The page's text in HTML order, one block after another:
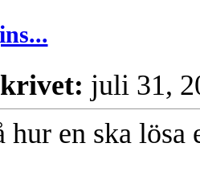
juli 31,
hur en ska